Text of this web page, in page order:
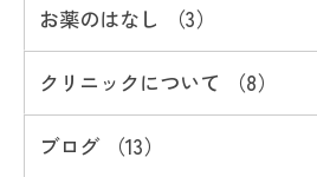
お薬のはなし （3）
クリニックについて （8）
ブログ （13）